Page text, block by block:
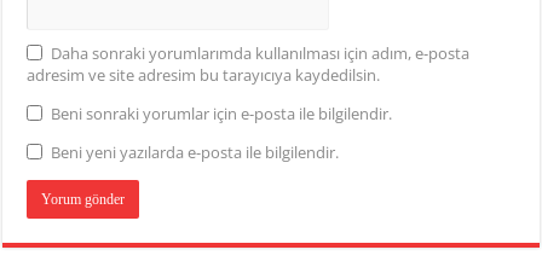
Daha sonraki yorumlarımda kullanılması için adım, e-posta
adresim ve site adresim bu tarayıcıya kaydedilsin.
Beni sonraki yorumlar için e-posta ile bilgilendir.
Beni yeni yazılarda e-posta ile bilgilendir.